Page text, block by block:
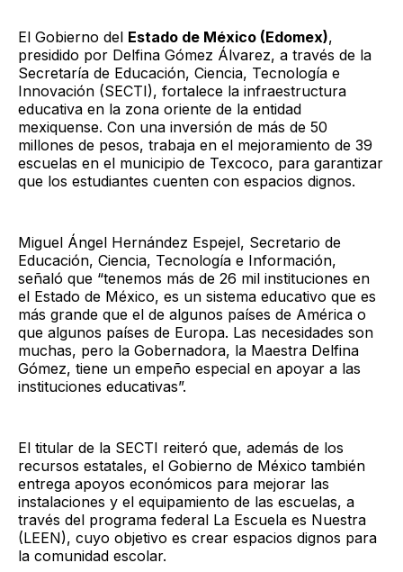
El Gobierno del Estado de México (Edomex),
presidido por Delfina Gómez Álvarez, a través de la
Secretaría de Educación, Ciencia, Tecnología e
Innovación (SECTI), fortalece la infraestructura
educativa en la zona oriente de la entidad
mexiquense. Con una inversión de más de 50
millones de pesos, trabaja en el mejoramiento de 39
escuelas en el municipio de Texcoco, para garantizar
que los estudiantes cuenten con espacios dignos.
Miguel Ángel Hernández Espejel, Secretario de
Educación, Ciencia, Tecnología e Información,
señaló que “tenemos más de 26 mil instituciones en
el Estado de México, es un sistema educativo que es
más grande que el de algunos países de América o
que algunos países de Europa. Las necesidades son
muchas, pero la Gobernadora, la Maestra Delfina
Gómez, tiene un empeño especial en apoyar a las
instituciones educativas”.
El titular de la SECTI reiteró que, además de los
recursos estatales, el Gobierno de México también
entrega apoyos económicos para mejorar las
instalaciones y el equipamiento de las escuelas, a
través del programa federal La Escuela es Nuestra
(LEEN), cuyo objetivo es crear espacios dignos para
la comunidad escolar.